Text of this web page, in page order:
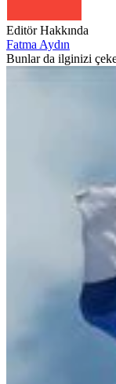
Editör Hakkında
Fatma Aydın
Bunlar da ilginizi